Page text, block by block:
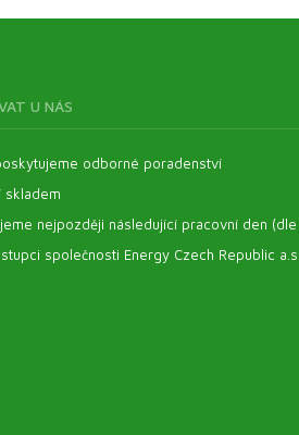
U NÁS
odborné poradenství
skladem
nejpozději následující pracovní den
společnosti Energy Czech Republic a.s.